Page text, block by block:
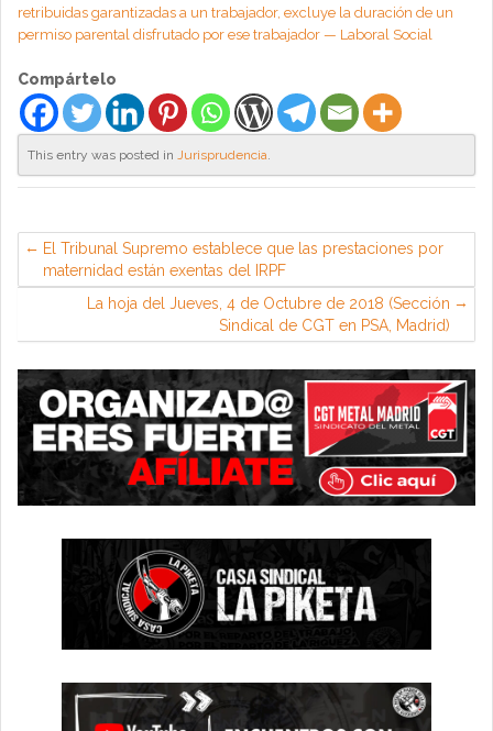
retribuidas garantizadas a un trabajador, excluye la duración de un
permiso parental disfrutado por ese trabajador — Laboral Social
Compártelo
This entry was posted in Jurisprudencia
El Tribunal Supremo establece que las prestaciones por
maternidad están exentas del IRPF
La hoja del Jueves, 4 de Octubre de 2018 (Sección
Sindical de CGT en PSA, Madrid)